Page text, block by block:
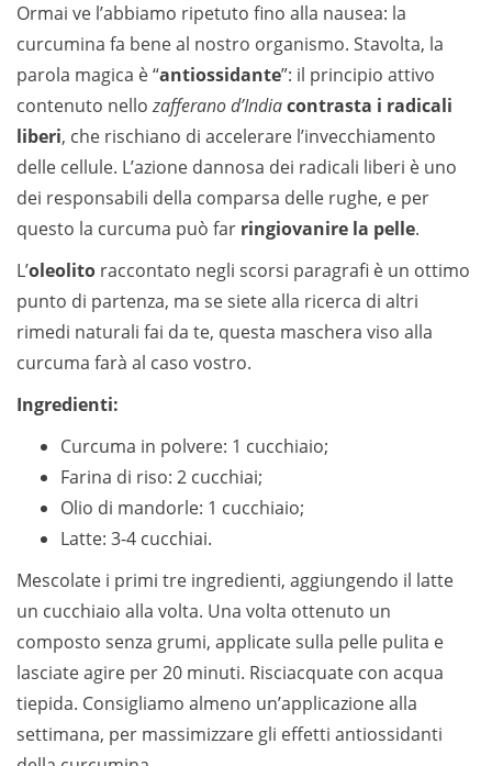
Ormai ve l’abbiamo ripetuto fino alla nausea: la
curcumina fa bene al nostro organismo. Stavolta, la
parola magica è “antiossidante”: il principio attivo
contenuto nellozafferano d’Indiacontrasta i radicali
liberi, che rischiano di accelerare l’invecchiamento
delle cellule. L’azione dannosa dei radicali liberi è uno
dei responsabili della comparsa delle rughe, e per
questo la curcuma può far ringiovanire la pelle.
L’oleolito raccontato negli scorsi paragrafi è un ottimo
punto di partenza, ma se siete alla ricerca di altri
rimedi naturali fai da te, questa maschera viso alla
curcuma farà al caso vostro.
Ingredienti:
Curcuma in polvere: 1 cucchiaio;
Farina di riso: 2 cucchiai;
Olio di mandorle: 1 cucchiaio;
Latte: 3-4 cucchiai.
Mescolate i primi tre ingredienti, aggiungendo il latte
un cucchiaio alla volta. Una volta ottenuto un
composto senza grumi, applicate sulla pelle pulita e
lasciate agire per 20 minuti. Risciacquate con acqua
tiepida. Consigliamo almeno un’applicazione alla
settimana, per massimizzare gli effetti antiossidanti